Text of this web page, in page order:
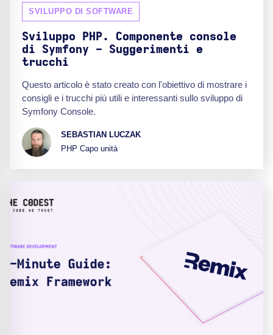
SVILUPPO DI SOFTWARE
Sviluppo PHP. Componente console
di Symfony - Suggerimenti e
trucchi
Questo articolo è stato creato con l'obiettivo di mostrare i
consigli e i trucchi più utili e interessanti sullo sviluppo di
Symfony Console.
SEBASTIAN LUCZAK
PHP Capo unità